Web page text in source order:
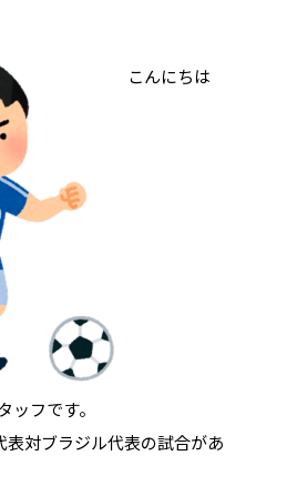
こんにちは
ッフです。
表対ブラジル代表の試合があ